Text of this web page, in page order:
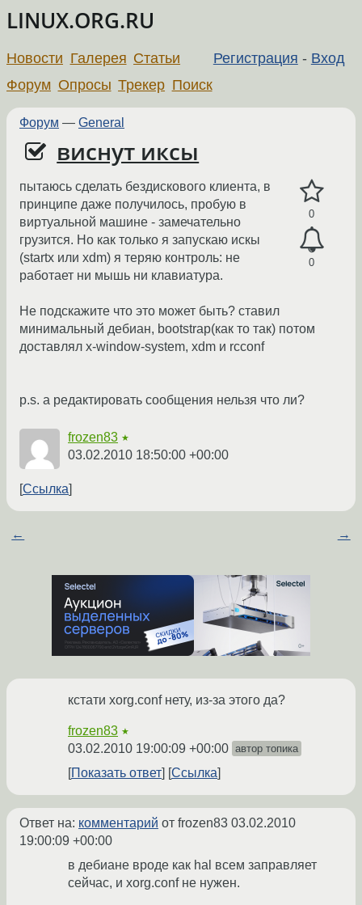
LINUX.ORG.RU
Регистрация - Вход
Новости Галерея Статьи
Форум Опросы Трекер Поиск
Форум — General
виснут иксы
0
0
пытаюсь сделать бездискового клиента, в
принципе даже получилось, пробую в
виртуальной машине - замечательно
грузится. Но как только я запускаю искы
(startx или xdm) я теряю контроль: не
работает ни мышь ни клавиатура.
Не подскажите что это может быть? ставил
минимальный дебиан, bootstrap(как то так) потом
доставлял x-window-system, xdm и rcconf
p.s. а редактировать сообщения нельзя что ли?
frozen83 ★
03.02.2010 18:50:00 +00:00
Ссылка
← →
кстати xorg.conf нету, из-за этого да?
frozen83 ★
03.02.2010 19:00:09 +00:00 автор топика
Показать ответ Ссылка
Ответ на: комментарий от frozen83 03.02.2010
19:00:09 +00:00
в дебиане вроде как hal всем заправляет
сейчас, и xorg.conf не нужен.